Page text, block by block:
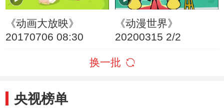
《动画大放映》
20170706 08:30
《动漫世界》
20200315 2/2
换一批
央视榜单